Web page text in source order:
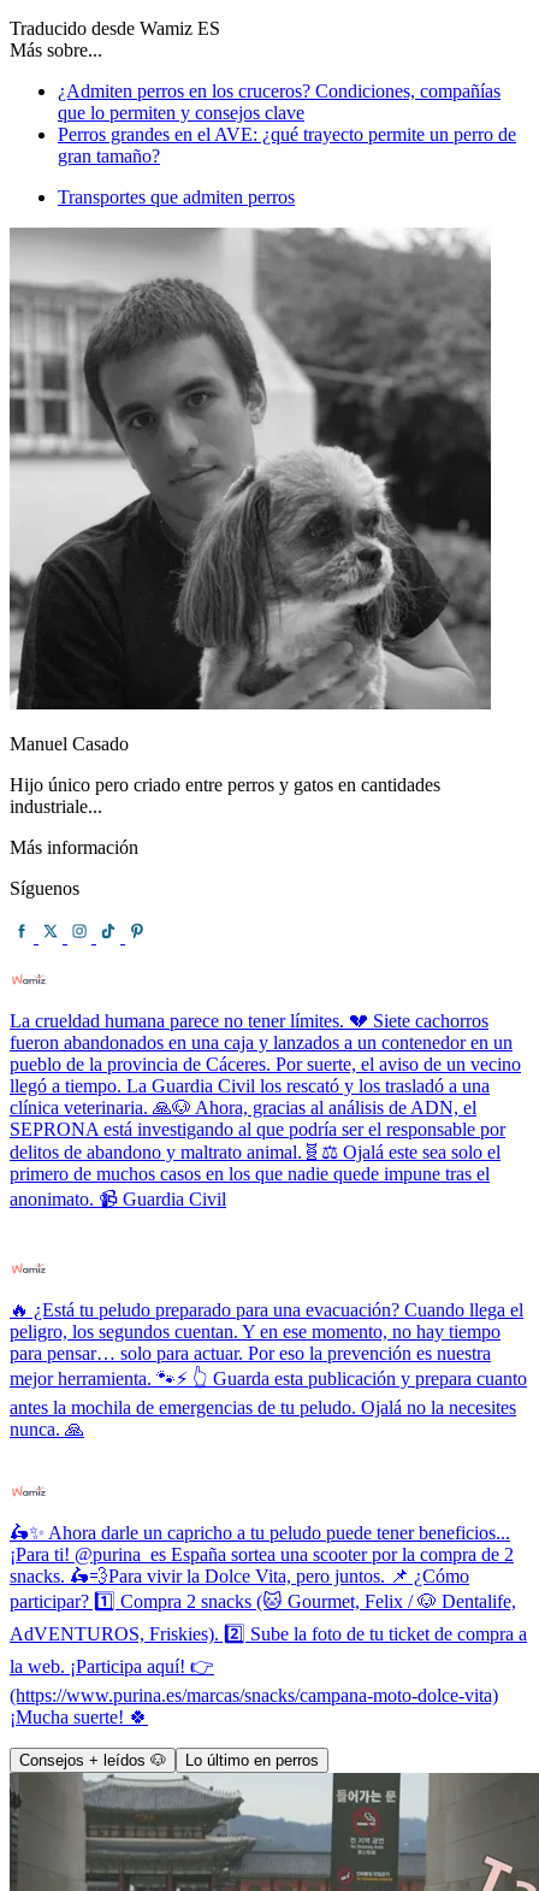
Traducido desde Wamiz ES
Más sobre...
¿Admiten perros en los cruceros? Condiciones, compañías
que lo permiten y consejos clave
Perros grandes en el AVE: ¿qué trayecto permite un perro de
gran tamaño?
Transportes que admiten perros
Manuel Casado
Hijo único pero criado entre perros y gatos en cantidades
industriale...
Más información
Síguenos
La crueldad humana parece no tener límites. 💔 Siete cachorros
fueron abandonados en una caja y lanzados a un contenedor en un
pueblo de la provincia de Cáceres. Por suerte, el aviso de un vecino
llegó a tiempo. La Guardia Civil los rescató y los trasladó a una
clínica veterinaria. 🙏🐶 Ahora, gracias al análisis de ADN, el
SEPRONA está investigando al que podría ser el responsable por
delitos de abandono y maltrato animal.🧬⚖️ Ojalá este sea solo el
primero de muchos casos en los que nadie quede impune tras el
anonimato. 📹 Guardia Civil
🔥 ¿Está tu peludo preparado para una evacuación? Cuando llega el
peligro, los segundos cuentan. Y en ese momento, no hay tiempo
para pensar… solo para actuar. Por eso la prevención es nuestra
mejor herramienta. 🐾⚡ 👆 Guarda esta publicación y prepara cuanto
antes la mochila de emergencias de tu peludo. Ojalá no la necesites
nunca. 🙏
🛵✨ Ahora darle un capricho a tu peludo puede tener beneficios...
¡Para ti! @purina_es España sortea una scooter por la compra de 2
snacks. 🛵💨Para vivir la Dolce Vita, pero juntos. 📌 ¿Cómo
participar? 1️⃣ Compra 2 snacks (🐱 Gourmet, Felix / 🐶 Dentalife,
AdVENTUROS, Friskies). 2️⃣ Sube la foto de tu ticket de compra a
la web. ¡Participa aquí! 👉
(https://www.purina.es/marcas/snacks/campana-moto-dolce-vita)
¡Mucha suerte! 🍀
Consejos + leídos 🐶 Lo último en perros